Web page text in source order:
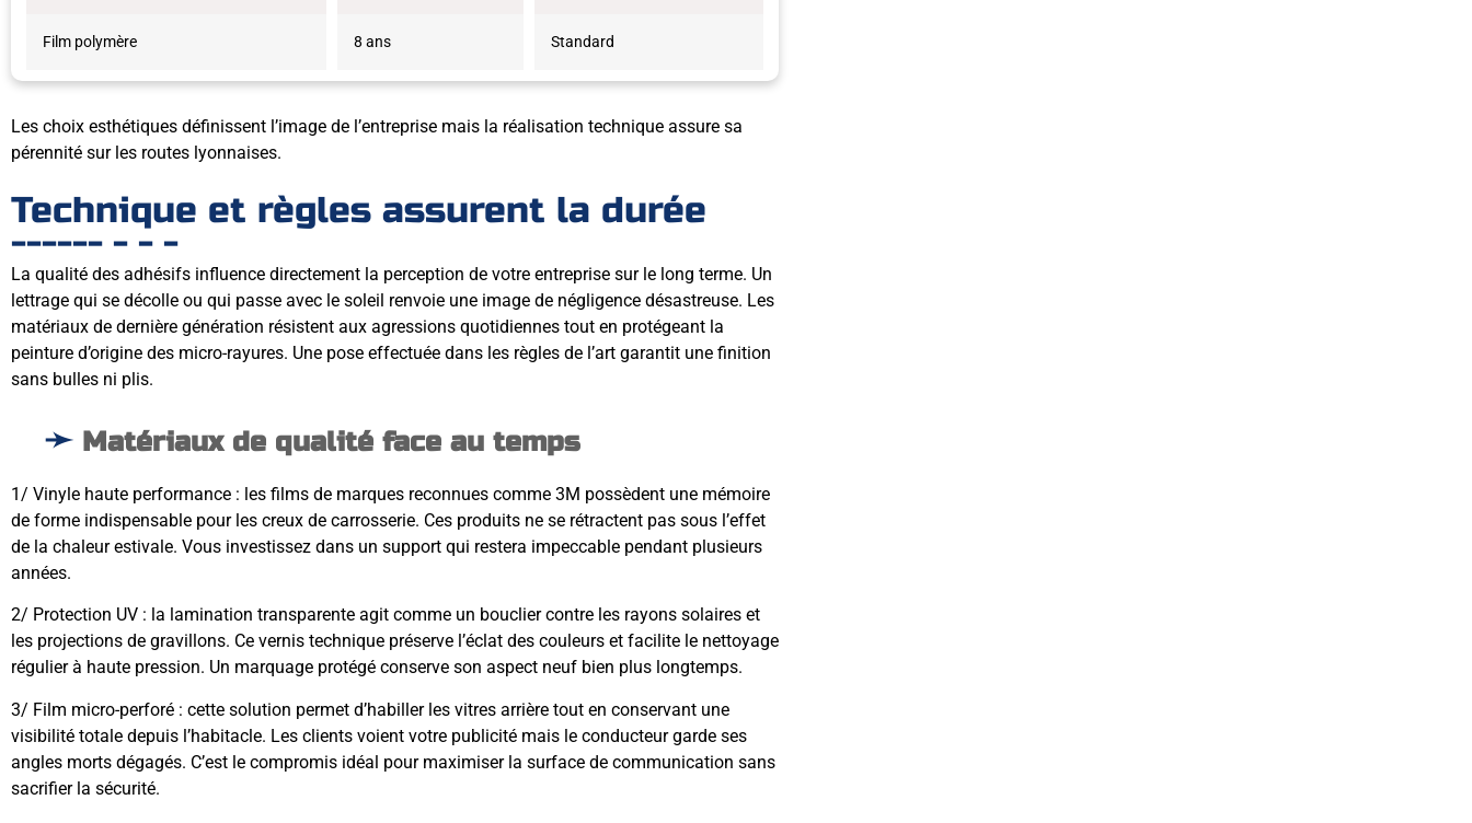
Film polymère 8 ans Standard
Les choix esthétiques définissent l’image de l’entreprise mais la réalisation technique assure sa
pérennité sur les routes lyonnaises.
Technique et règles assurent la durée
La qualité des adhésifs influence directement la perception de votre entreprise sur le long terme. Un
lettrage qui se décolle ou qui passe avec le soleil renvoie une image de négligence désastreuse. Les
matériaux de dernière génération résistent aux agressions quotidiennes tout en protégeant la
peinture d’origine des micro-rayures. Une pose effectuée dans les règles de l’art garantit une finition
sans bulles ni plis.
Matériaux de qualité face au temps
1/ Vinyle haute performance : les films de marques reconnues comme 3M possèdent une mémoire
de forme indispensable pour les creux de carrosserie. Ces produits ne se rétractent pas sous l’effet
de la chaleur estivale. Vous investissez dans un support qui restera impeccable pendant plusieurs
années.
2/ Protection UV : la lamination transparente agit comme un bouclier contre les rayons solaires et
les projections de gravillons. Ce vernis technique préserve l’éclat des couleurs et facilite le nettoyage
régulier à haute pression. Un marquage protégé conserve son aspect neuf bien plus longtemps.
3/ Film micro-perforé : cette solution permet d’habiller les vitres arrière tout en conservant une
visibilité totale depuis l’habitacle. Les clients voient votre publicité mais le conducteur garde ses
angles morts dégagés. C’est le compromis idéal pour maximiser la surface de communication sans
sacrifier la sécurité.